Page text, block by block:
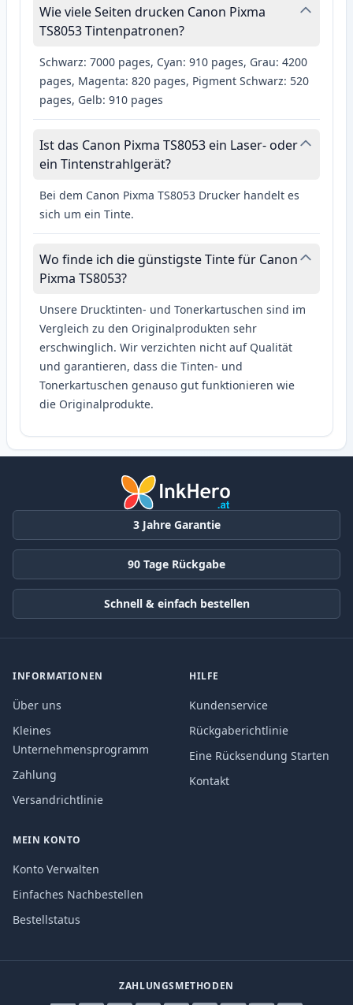
Wie viele Seiten drucken Canon Pixma
TS8053 Tintenpatronen?
Schwarz: 7000 pages, Cyan: 910 pages, Grau: 4200
pages, Magenta: 820 pages, Pigment Schwarz: 520
pages, Gelb: 910 pages
Ist das Canon Pixma TS8053 ein Laser- oder
ein Tintenstrahlgerät?
Bei dem Canon Pixma TS8053 Drucker handelt es
sich um ein Tinte.
Wo finde ich die günstigste Tinte für Canon
Pixma TS8053?
Unsere Drucktinten- und Tonerkartuschen sind im
Vergleich zu den Originalprodukten sehr
erschwinglich. Wir verzichten nicht auf Qualität
und garantieren, dass die Tinten- und
Tonerkartuschen genauso gut funktionieren wie
die Originalprodukte.
3 Jahre Garantie
90 Tage Rückgabe
Schnell & einfach bestellen
INFORMATIONEN
Über uns
Kleines
Unternehmensprogramm
Zahlung
Versandrichtlinie
HILFE
Kundenservice
Rückgaberichtlinie
Eine Rücksendung Starten
Kontakt
MEIN KONTO
Konto Verwalten
Einfaches Nachbestellen
Bestellstatus
ZAHLUNGSMETHODEN